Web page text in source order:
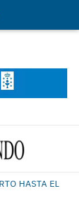
HASTA EL